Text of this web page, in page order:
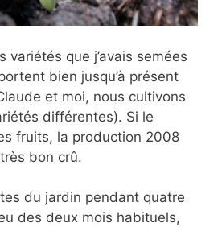
variétés que j’avais semées
bien jusqu’à présent
et moi, nous cultivons
différentes). Si le
fruits, la production 2008
très bon crû.
du jardin pendant quatre
des deux mois habituels,